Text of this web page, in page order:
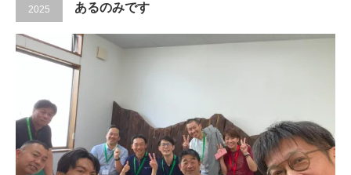
2025
あるのみです